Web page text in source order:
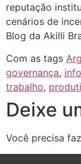
reputação
cenários de
Blog da Akilli
Com as tags
governança,
trabalho,
Deixe
Você precisa